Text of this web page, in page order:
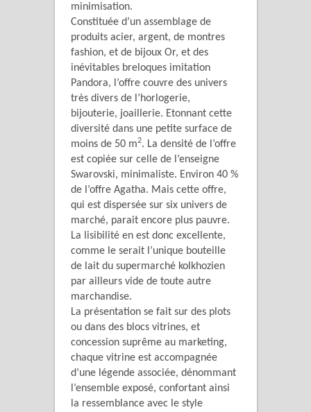
minimisation.
Constituée d’un assemblage de
produits acier, argent, de montres
fashion, et de bijoux Or, et des
inévitables breloques imitation
Pandora, l’offre couvre des univers
très divers de l’horlogerie,
bijouterie, joaillerie. Etonnant cette
diversité dans une petite surface de
moins de 50 m2. La densité de l’offre
est copiée sur celle de l’enseigne
Swarovski, minimaliste. Environ 40 %
de l’offre Agatha. Mais cette offre,
qui est dispersée sur six univers de
marché, parait encore plus pauvre.
La lisibilité en est donc excellente,
comme le serait l’unique bouteille
de lait du supermarché kolkhozien
par ailleurs vide de toute autre
marchandise.
La présentation se fait sur des plots
ou dans des blocs vitrines, et
concession suprême au marketing,
chaque vitrine est accompagnée
d’une légende associée, dénommant
l’ensemble exposé, confortant ainsi
la ressemblance avec le style